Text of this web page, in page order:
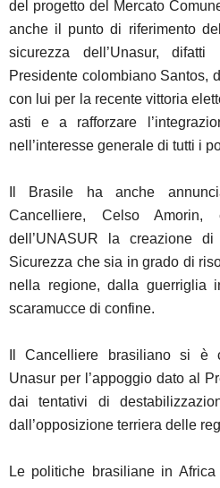
del progetto del Mercato
anche il punto di riferimento
sicurezza dell’Unasur,
Presidente colombiano Santos,
con lui per la recente vittoria
asti e a rafforzare
nell’interesse generale di tutti i
Il Brasile ha anche
Cancelliere, Celso
dell’UNASUR la creazione
Sicurezza che sia in grado di
nella regione, dalla guerriglia
scaramucce di confine.
Il Cancelliere brasiliano si è
Unasur per l’appoggio dato al
dai tentativi di
dall’opposizione terriera delle
Le politiche brasiliane in